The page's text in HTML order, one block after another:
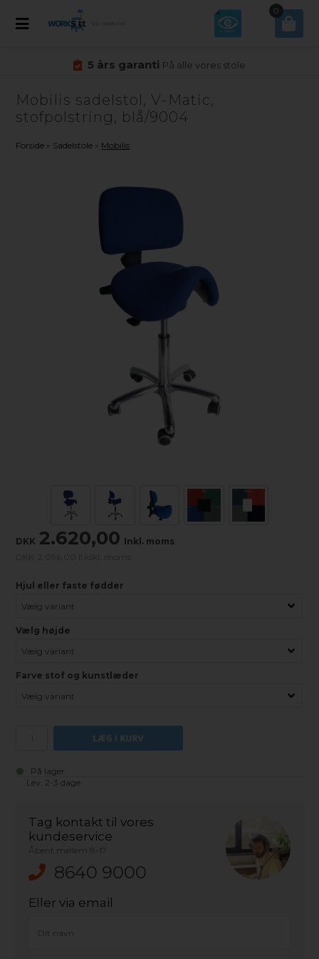
0
5 års garanti På alle vores stole
Mobilis sadelstol, V-Matic,
stofpolstring, blå/9004
Forside » Sadelstole » Mobilis
DKK 2.620,00 Inkl. moms
Hjul eller faste fødder
Vælg højde
Farve stof og kunstlæder
På lager
Lev. 2-3 dage
Tag kontakt til vores
kundeservice
Åbent mellem 8-17
8640 9000
Eller via email